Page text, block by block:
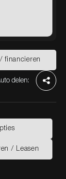
financieren
financieren
delen:
/ Leasen
/ Leasen